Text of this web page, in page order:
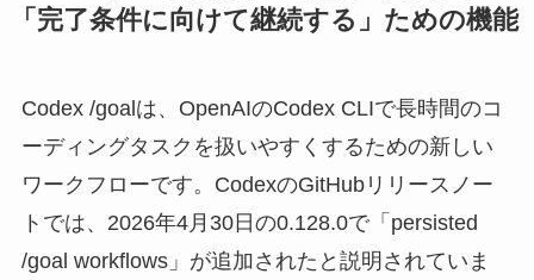
「完了条件に向けて継続する」ための機能
Codex /goalは、OpenAIのCodex CLIで長時間のコ
ーディングタスクを扱いやすくするための新しい
ワークフローです。CodexのGitHubリリースノー
トでは、2026年4月30日の0.128.0で「persisted
/goal workflows」が追加されたと説明されていま